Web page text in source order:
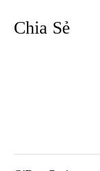
Chia Sẻ